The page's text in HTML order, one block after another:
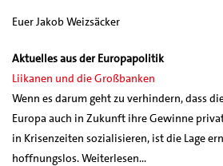
Euer Jakob Weizsäcker
Aktuelles aus der Europapolitik
Liikanen und die Großbanken
Wenn es darum geht zu verhindern, dass
Europa auch in Zukunft ihre Gewinne
in Krisenzeiten sozialisieren, ist die Lage
hoffnungslos. Weiterlesen…